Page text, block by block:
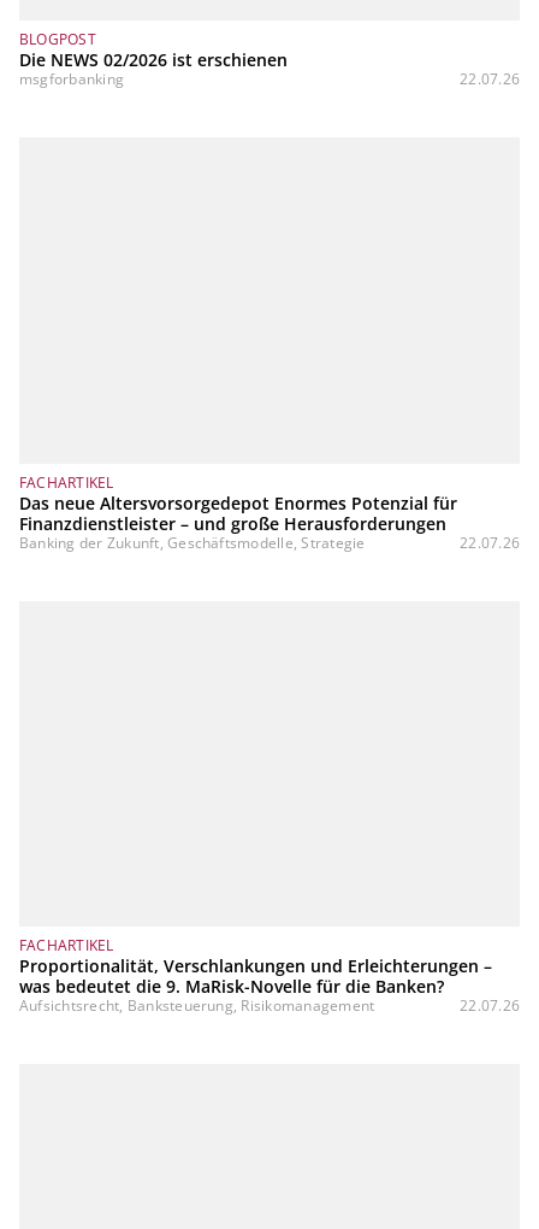
BLOGPOST
Die NEWS 02/2026 ist erschienen
msgforbanking 22.07.26
FACHARTIKEL
Das neue Altersvorsorgedepot Enormes Potenzial für
Finanzdienstleister – und große Herausforderungen
Banking der Zukunft, Geschäftsmodelle, Strategie 22.07.26
FACHARTIKEL
Proportionalität, Verschlankungen und Erleichterungen –
was bedeutet die 9. MaRisk-Novelle für die Banken?
Aufsichtsrecht, Banksteuerung, Risikomanagement 22.07.26